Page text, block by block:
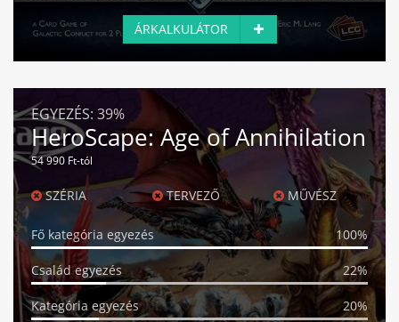
ÁRKALKULÁTOR
EGYEZÉS: 39%
HeroScape: Age of Annihilation
54 990 Ft-tól
SZÉRIA TERVEZŐ MŰVÉSZ
Fő kategória egyezés 100%
Család egyezés 22%
Kategória egyezés 20%